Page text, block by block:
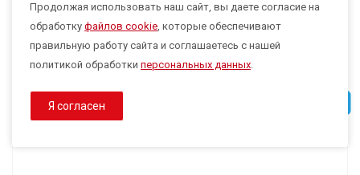
Max
Продолжая использовать наш сайт, вы даете согласие на
обработку файлов cookie, которые обеспечивают
правильную работу сайта и соглашаетесь с нашей
политикой обработки персональных данных.
Я согласен